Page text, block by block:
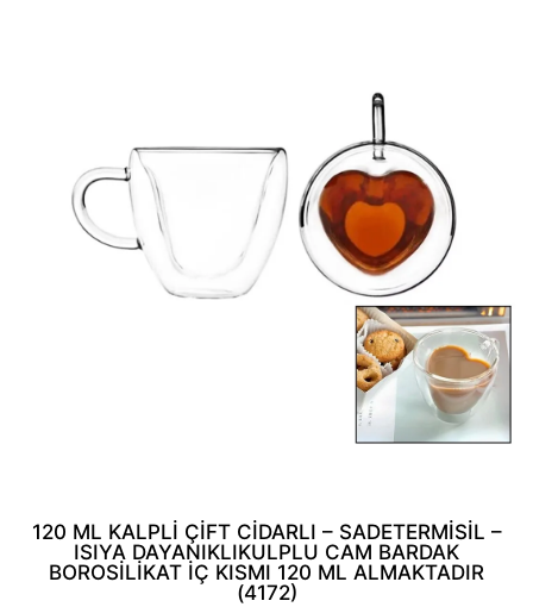
120 ML KALPLİ ÇİFT CİDARLI – SADETERMİSİL –
ISIYA DAYANIKLIKULPLU CAM BARDAK
BOROSİLİKAT İÇ KISMI 120 ML ALMAKTADIR
(4172)